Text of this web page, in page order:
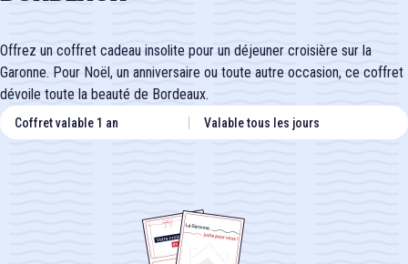
Offrez un coffret cadeau insolite pour un déjeuner croisière sur la
Garonne. Pour Noël, un anniversaire ou toute autre occasion, ce coffret
dévoile toute la beauté de Bordeaux.
Coffret valable 1 an Valable tous les jours